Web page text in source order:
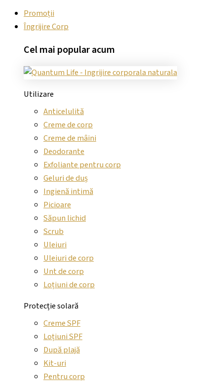
Promoții
Îngrijire Corp
Cel mai popularacum
Utilizare
Anticelulită
Creme de corp
Creme de mâini
Deodorante
Exfoliante pentru corp
Geluri de duș
Ingienă intimă
Picioare
Săpun lichid
Scrub
Uleiuri
Uleiuri de corp
Unt de corp
Loțiuni de corp
Protecție solară
Creme SPF
Loțiuni SPF
După plajă
Kit-uri
Pentru corp